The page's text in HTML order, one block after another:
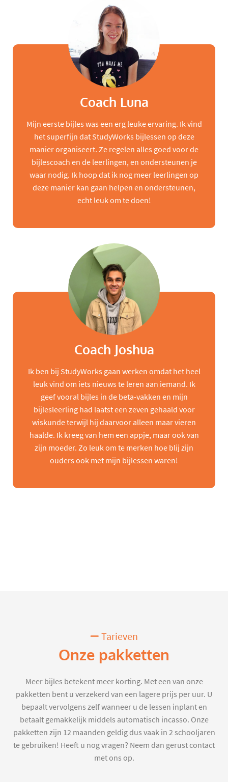
Coach Luna
Mijn eerste bijles was een erg leuke ervaring. Ik vind
het superfijn dat StudyWorks bijlessen op deze
manier organiseert. Ze regelen alles goed voor de
bijlescoach en de leerlingen, en ondersteunen je
waar nodig. Ik hoop dat ik nog meer leerlingen op
deze manier kan gaan helpen en ondersteunen,
echt leuk om te doen!
Coach Joshua
Ik ben bij StudyWorks gaan werken omdat het heel
leuk vind om iets nieuws te leren aan iemand. Ik
geef vooral bijles in de beta-vakken en mijn
bijlesleerling had laatst een zeven gehaald voor
wiskunde terwijl hij daarvoor alleen maar vieren
haalde. Ik kreeg van hem een appje, maar ook van
zijn moeder. Zo leuk om te merken hoe blij zijn
ouders ook met mijn bijlessen waren!
Tarieven
Onze pakketten
Meer bijles betekent meer korting. Met een van onze
pakketten bent u verzekerd van een lagere prijs per uur. U
bepaalt vervolgens zelf wanneer u de lessen inplant en
betaalt gemakkelijk middels automatisch incasso. Onze
pakketten zijn 12 maanden geldig dus vaak in 2 schooljaren
te gebruiken! Heeft u nog vragen? Neem dan gerust contact
met ons op.